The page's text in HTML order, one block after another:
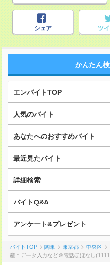
シェア ツ
かんたん
エンバイトTOP
人気のバイト
あなたへのおすすめバイト
最近見たバイト
詳細検索
バイトQ&A
アンケート&プレゼント
バイトTOP 関東 東京都 中央区
産＊データ入力など＠電話ほぼなし